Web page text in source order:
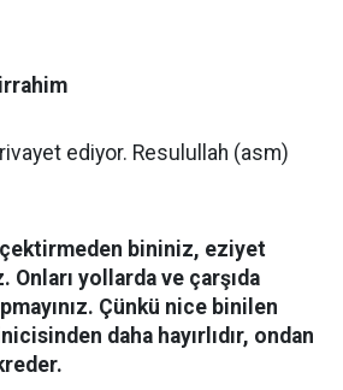
ediyor. Resulullah (asm)
bininiz, eziyet
yollarda ve çarşıda
Çünkü nice binilen
daha hayırlıdır, ondan